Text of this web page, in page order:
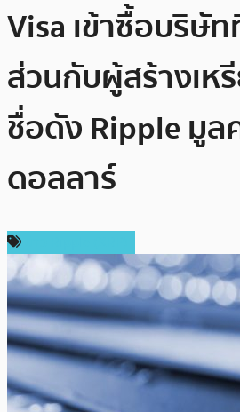
Visa เข้าซื้อบริษั
ส่วนกับผู้สร้างเห
ชื่อดัง Ripple มูล
ดอลลาร์